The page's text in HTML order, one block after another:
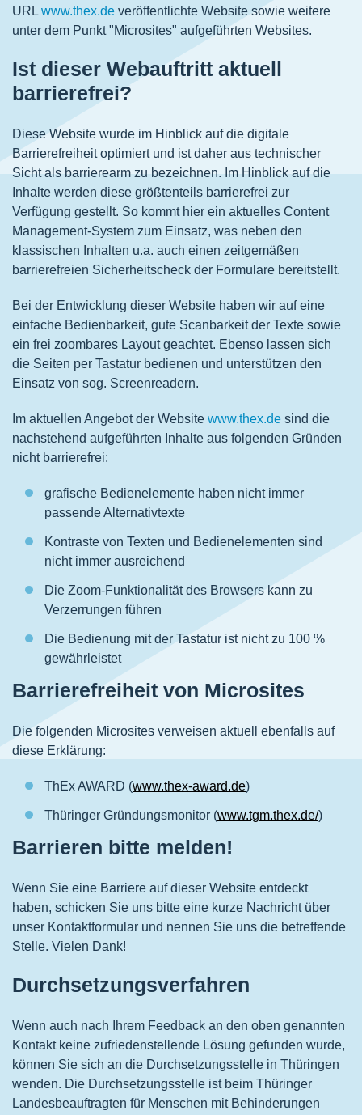
URL www.thex.de veröffentlichte Website sowie weitere
unter dem Punkt "Microsites" aufgeführten Websites.
Ist dieser Webauftritt aktuell
barrierefrei?
Diese Website wurde im Hinblick auf die digitale
Barrierefreiheit optimiert und ist daher aus technischer
Sicht als barrierearm zu bezeichnen. Im Hinblick auf die
Inhalte werden diese größtenteils barrierefrei zur
Verfügung gestellt. So kommt hier ein aktuelles Content
Management-System zum Einsatz, was neben den
klassischen Inhalten u.a. auch einen zeitgemäßen
barrierefreien Sicherheitscheck der Formulare bereitstellt.
Bei der Entwicklung dieser Website haben wir auf eine
einfache Bedienbarkeit, gute Scanbarkeit der Texte sowie
ein frei zoombares Layout geachtet. Ebenso lassen sich
die Seiten per Tastatur bedienen und unterstützen den
Einsatz von sog. Screenreadern.
Im aktuellen Angebot der Website www.thex.de sind die
nachstehend aufgeführten Inhalte aus folgenden Gründen
nicht barrierefrei:
grafische Bedienelemente haben nicht immer
passende Alternativtexte
Kontraste von Texten und Bedienelementen sind
nicht immer ausreichend
Die Zoom-Funktionalität des Browsers kann zu
Verzerrungen führen
Die Bedienung mit der Tastatur ist nicht zu 100 %
gewährleistet
Barrierefreiheit von Microsites
Die folgenden Microsites verweisen aktuell ebenfalls auf
diese Erklärung:
ThEx AWARD (www.thex-award.de)
Thüringer Gründungsmonitor (www.tgm.thex.de/)
Barrieren bitte melden!
Wenn Sie eine Barriere auf dieser Website entdeckt
haben, schicken Sie uns bitte eine kurze Nachricht über
unser Kontaktformular und nennen Sie uns die betreffende
Stelle. Vielen Dank!
Durchsetzungsverfahren
Wenn auch nach Ihrem Feedback an den oben genannten
Kontakt keine zufriedenstellende Lösung gefunden wurde,
können Sie sich an die Durchsetzungsstelle in Thüringen
wenden. Die Durchsetzungsstelle ist beim Thüringer
Landesbeauftragten für Menschen mit Behinderungen